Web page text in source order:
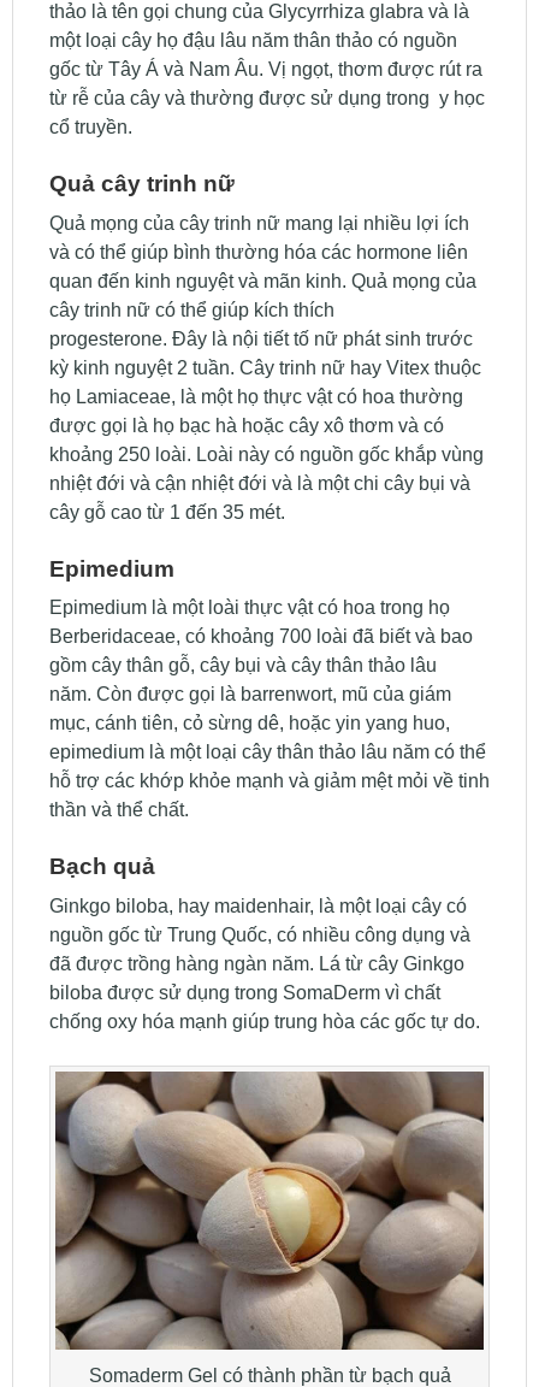
thảo là tên gọi chung của Glycyrrhiza glabra và là
một loại cây họ đậu lâu năm thân thảo có nguồn
gốc từ Tây Á và Nam Âu. Vị ngọt, thơm được rút ra
từ rễ của cây và thường được sử dụng trong y học
cổ truyền.
Quả cây trinh nữ
Quả mọng của cây trinh nữ mang lại nhiều lợi ích
và có thể giúp bình thường hóa các hormone liên
quan đến kinh nguyệt và mãn kinh. Quả mọng của
cây trinh nữ có thể giúp kích thích
progesterone. Đây là nội tiết tố nữ phát sinh trước
kỳ kinh nguyệt 2 tuần. Cây trinh nữ hay Vitex thuộc
họ Lamiaceae, là một họ thực vật có hoa thường
được gọi là họ bạc hà hoặc cây xô thơm và có
khoảng 250 loài. Loài này có nguồn gốc khắp vùng
nhiệt đới và cận nhiệt đới và là một chi cây bụi và
cây gỗ cao từ 1 đến 35 mét.
Epimedium
Epimedium là một loài thực vật có hoa trong họ
Berberidaceae, có khoảng 700 loài đã biết và bao
gồm cây thân gỗ, cây bụi và cây thân thảo lâu
năm. Còn được gọi là barrenwort, mũ của giám
mục, cánh tiên, cỏ sừng dê, hoặc yin yang huo,
epimedium là một loại cây thân thảo lâu năm có thể
hỗ trợ các khớp khỏe mạnh và giảm mệt mỏi về tinh
thần và thể chất.
Bạch quả
Ginkgo biloba, hay maidenhair, là một loại cây có
nguồn gốc từ Trung Quốc, có nhiều công dụng và
đã được trồng hàng ngàn năm. Lá từ cây Ginkgo
biloba được sử dụng trong SomaDerm vì chất
chống oxy hóa mạnh giúp trung hòa các gốc tự do.
Somaderm Gel có thành phần từ bạch quả